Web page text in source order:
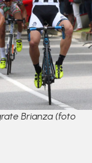
Brianza (foto